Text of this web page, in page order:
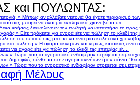
και ΠΟΥΛΩΝΤΑΣ:
» Μήπως αν αλλάζατε γειτονιά θα είχατε περιορισμό
σας μπορεί να είναι μία εκπληκτικά χρονοβόρα υπ...
Δέκα κινήσεις διευκολύνουν τον πωλητή να καταστήσει το
» Είτε πρόκειται για αγορά είτε για πώληση το κλειδί της
του σπιτιού σας μπορεί να είναι μία εκπληκτικά
και πώληση » Η αγορά ακινήτων και κυρίως κατοικίας
για αγορά είτε για πώληση το κλειδί της επιτυχίας είν...
» Τώρα που το αγοραστικό ενδιαφέρον στρέφεται σε
δημοφιλές σύνθημα στην αγορά ακινήτων ήταν πάντα
» Τώρα που το αγοραστικό ενδιαφέρον στρέφεται σε
Μέλους